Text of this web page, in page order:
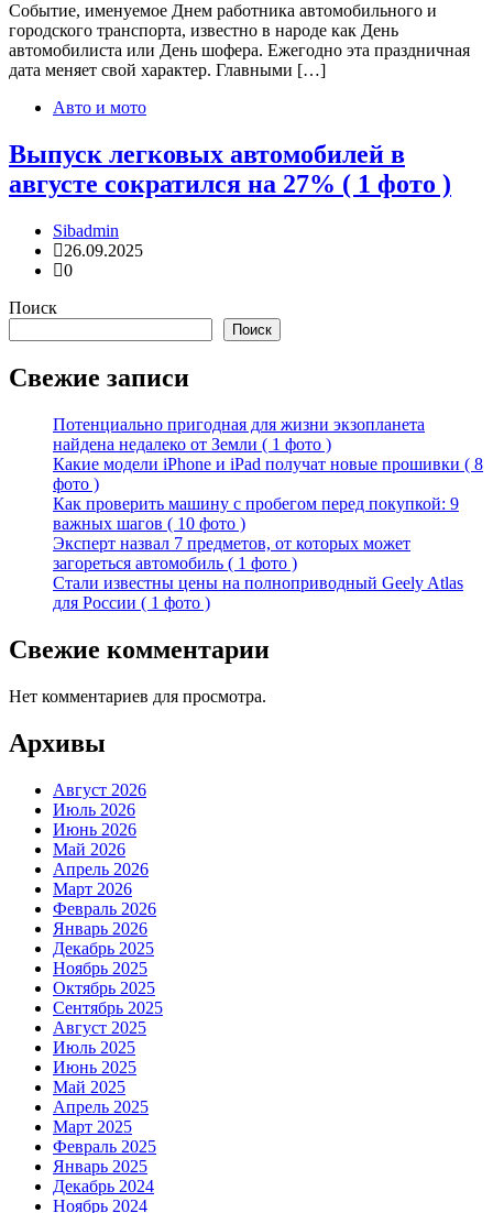
Событие, именуемое Днем работника автомобильного и
городского транспорта, известно в народе как День
автомобилиста или День шофера. Ежегодно эта праздничная
дата меняет свой характер. Главными […]
Авто и мото
Выпуск легковых автомобилей в
августе сократился на 27% ( 1 фото )
Sibadmin
26.09.2025
0
Поиск
Поиск
Свежие записи
Потенциально пригодная для жизни экзопланета
найдена недалеко от Земли ( 1 фото )
Какие модели iPhone и iPad получат новые прошивки ( 8
фото )
Как проверить машину с пробегом перед покупкой: 9
важных шагов ( 10 фото )
Эксперт назвал 7 предметов, от которых может
загореться автомобиль ( 1 фото )
Стали известны цены на полноприводный Geely Atlas
для России ( 1 фото )
Свежие комментарии
Нет комментариев для просмотра.
Архивы
Август 2026
Июль 2026
Июнь 2026
Май 2026
Апрель 2026
Март 2026
Февраль 2026
Январь 2026
Декабрь 2025
Ноябрь 2025
Октябрь 2025
Сентябрь 2025
Август 2025
Июль 2025
Июнь 2025
Май 2025
Апрель 2025
Март 2025
Февраль 2025
Январь 2025
Декабрь 2024
Ноябрь 2024